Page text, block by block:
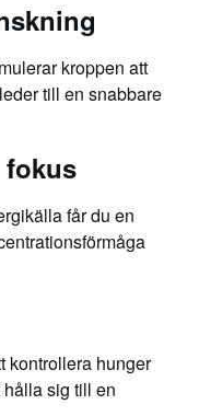
kroppen att
till en snabbare
fokus
får du en
kontrollera hunger
sig till en